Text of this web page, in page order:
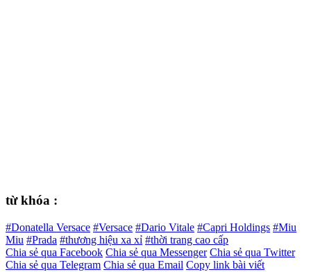
từ khóa :
#Donatella Versace #Versace #Dario Vitale #Capri Holdings #Miu
Miu #Prada #thương hiệu xa xỉ #thời trang cao cấp
Chia sẻ qua Facebook Chia sẻ qua Messenger Chia sẻ qua Twitter
Chia sẻ qua Telegram Chia sẻ qua Email Copy link bài viết